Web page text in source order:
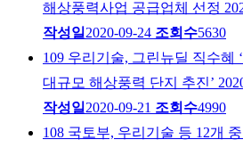
해상풍력사업 공급업체 선정
작성일 2020-09-24 조회수5630
109 우리기술, 그린뉴딜 직수혜
대규모 해상풍력 단지 추진’
작성일 2020-09-21 조회수4990
108 국토부, 우리기술 등 12개